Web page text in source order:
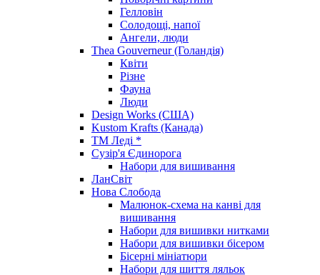
Гелловін
Солодощі, напої
Ангели, люди
Thea Gouverneur (Голандія)
Квіти
Різне
Фауна
Люди
Design Works (США)
Kustom Krafts (Канада)
ТМ Леді *
Сузір'я Єдинорога
Набори для вишивання
ЛанСвіт
Нова Слобода
Малюнок-схема на канві для
вишивання
Набори для вишивки нитками
Набори для вишивки бісером
Бісерні мініатюри
Набори для шиття ляльок